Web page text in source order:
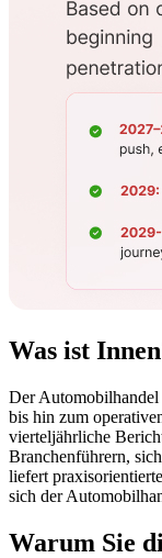
Was ist
Der
bis hin zum
vierteljährliche
Branchenführern,
liefert
sich der
Warum Sie